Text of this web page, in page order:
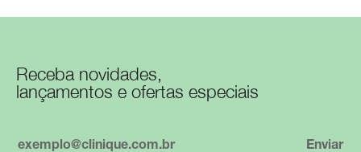
Receba novidades,
lançamentos e ofertas especiais